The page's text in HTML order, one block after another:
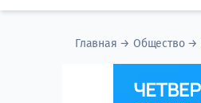
Главная →Общество→